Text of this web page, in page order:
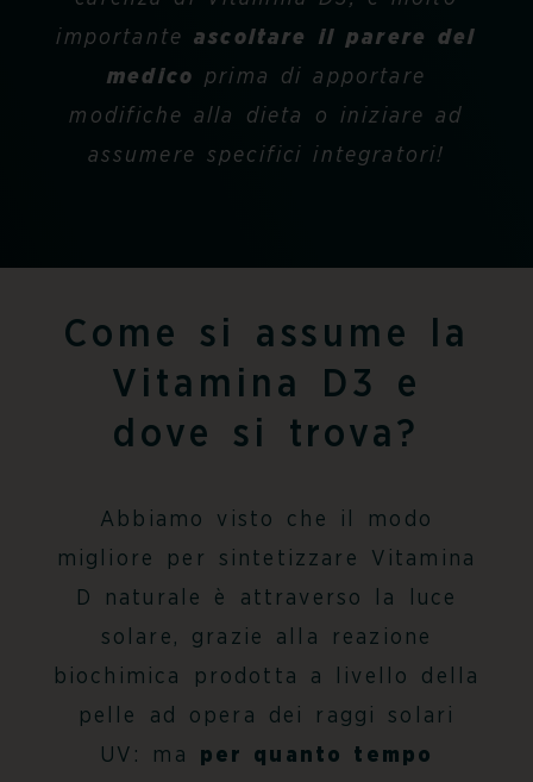
importanteascoltare il parere del
medico
prima di apportare
modifiche alla dieta o iniziare ad
assumere specifici integratori!
Come si assume la
Vitamina D3 e
dove si trova?
Abbiamo visto che il modo
migliore per sintetizzare Vitamina
D naturale
è attraverso la luce
solare, grazie alla reazione
biochimica prodotta a livello della
pelle ad opera dei raggi solari
UV: ma per quanto tempo